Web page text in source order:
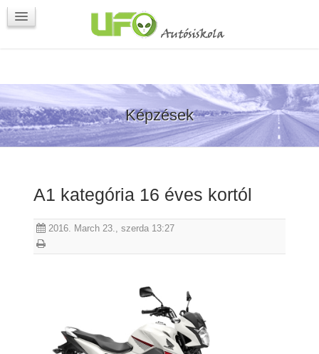
Programok
Képzések
A1 kategória 16 éves kortól
2016. March 23., szerda 13:27